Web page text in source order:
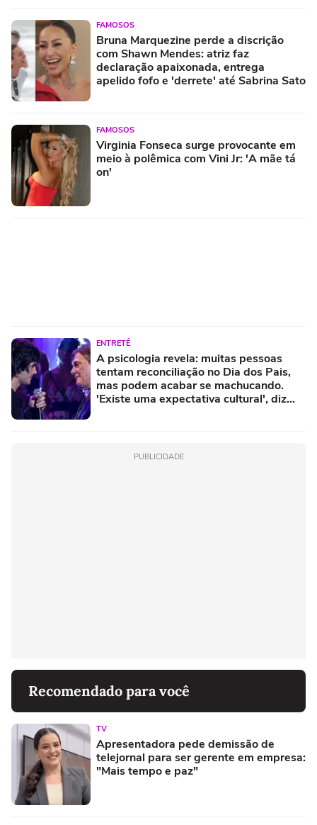
FAMOSOS
Bruna Marquezine perde a discrição
com Shawn Mendes: atriz faz
declaração apaixonada, entrega
apelido fofo e 'derrete' até Sabrina Sato
FAMOSOS
Virginia Fonseca surge provocante em
meio à polêmica com Vini Jr: 'A mãe tá
on'
ENTRETÊ
A psicologia revela: muitas pessoas
tentam reconciliação no Dia dos Pais,
mas podem acabar se machucando.
'Existe uma expectativa cultural', diz
PUBLICIDADE
Recomendado para você
TV
Apresentadora pede demissão de
telejornal para ser gerente em empresa:
"Mais tempo e paz"